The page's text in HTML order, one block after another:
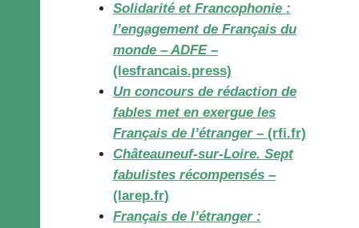
Solidarité et Francophonie :
l’engagement de Français du
monde – ADFE–
(lesfrancais.press)
Un concours de rédaction de
fables met en exergue les
Français de l’étranger– (rfi.fr)
Châteauneuf-sur-Loire. Sept
fabulistes récompensés–
(larep.fr)
Français de l’étranger :